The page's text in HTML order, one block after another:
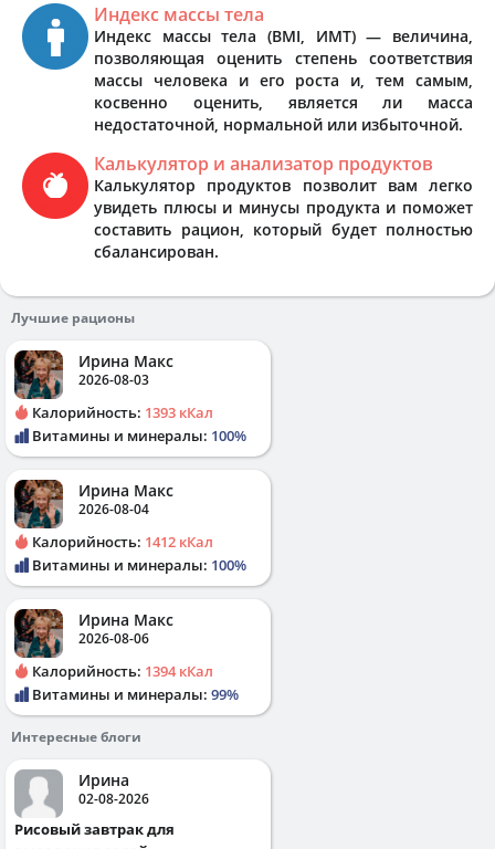
Индекс массы тела
Индекс массы тела (BMI, ИМТ) — величина,
позволяющая оценить степень соответствия
массы человека и его роста и, тем самым,
косвенно оценить, является ли масса
недостаточной, нормальной или избыточной.
Калькулятор и анализатор продуктов
Калькулятор продуктов позволит вам легко
увидеть плюсы и минусы продукта и поможет
составить рацион, который будет полностью
сбалансирован.
Лучшие рационы
Ирина Макс
2026-08-03
Калорийность: 1393 кКал
Витамины и минералы: 100%
Ирина Макс
2026-08-04
Калорийность: 1412 кКал
Витамины и минералы: 100%
Ирина Макс
2026-08-06
Калорийность: 1394 кКал
Витамины и минералы: 99%
Интересные блоги
Ирина
02-08-2026
Рисовый завтрак для